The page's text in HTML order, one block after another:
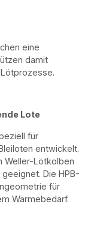
eine
damit
Lote
für
entwickelt.
Weller-Lötkolben
Die HPB-
für
Wärmebedarf.